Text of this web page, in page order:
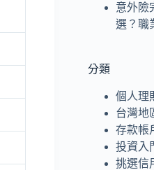
意外險
選？職
分類
個人理
台灣地
存款帳
投資入
挑選信